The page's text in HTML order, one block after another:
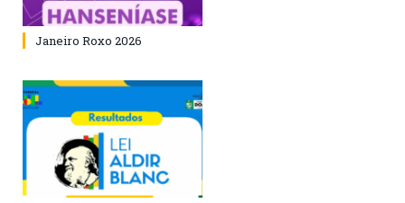
Janeiro Roxo 2026